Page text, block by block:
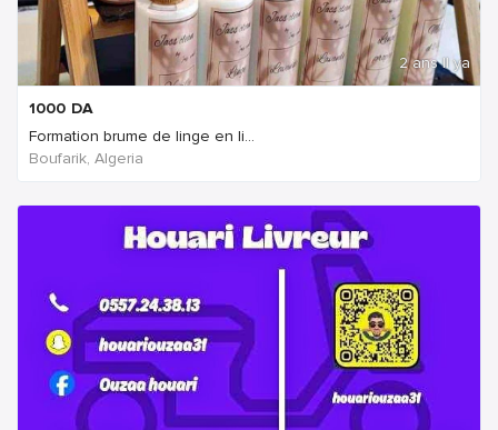
2 ans Il ya
1000 DA
Formation brume de linge en li...
Boufarik, Algeria